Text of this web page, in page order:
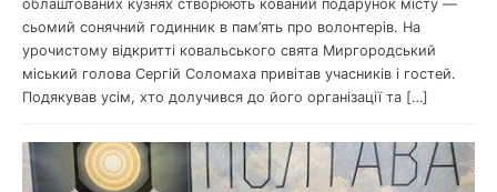
облаштованих кузнях створюють кований подарунок місту —
сьомий сонячний годинник в пам’ять про волонтерів. На
урочистому відкритті ковальського свята Миргородський
міський голова Сергій Соломаха привітав учасників і гостей.
Подякував усім, хто долучився до його організації та […]